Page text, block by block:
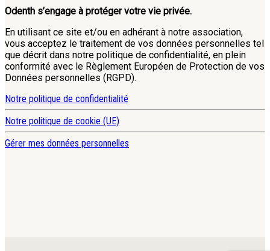
Odenth s’engage à protéger votre vie privée.
En utilisant ce site et/ou en adhérant à notre association,
vous acceptez le traitement de vos données personnelles tel
que décrit dans notre politique de confidentialité, en plein
conformité avec le Règlement Européen de Protection de vos
Données personnelles (RGPD).
Notre politique de confidentialité
Notre politique de cookie (UE)
Gérer mes données personnelles